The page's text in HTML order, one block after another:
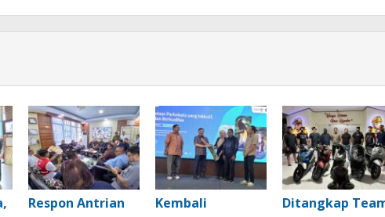
Respon Antrian
Kembali
Ditangkap